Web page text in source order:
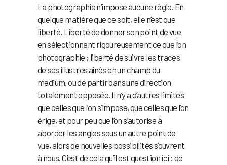
La photographie n’impose aucune règle. En
quelque matière que ce soit, elle n’est que
liberté. Liberté de donner son point de vue
en sélectionnant rigoureusement ce que l’on
photographie ; liberté de suivre les traces
de ses illustres aînés en un champ du
medium, ou de partir dans une direction
totalement opposée. Il n’y a d’autres limites
que celles que l’on s’impose, que celles que l’on
érige, et pour peu que l’on s’autorise à
aborder les angles sous un autre point de
vue, alors de nouvelles possibilités s’ouvrent
à nous. C’est de cela qu’il est question ici : de